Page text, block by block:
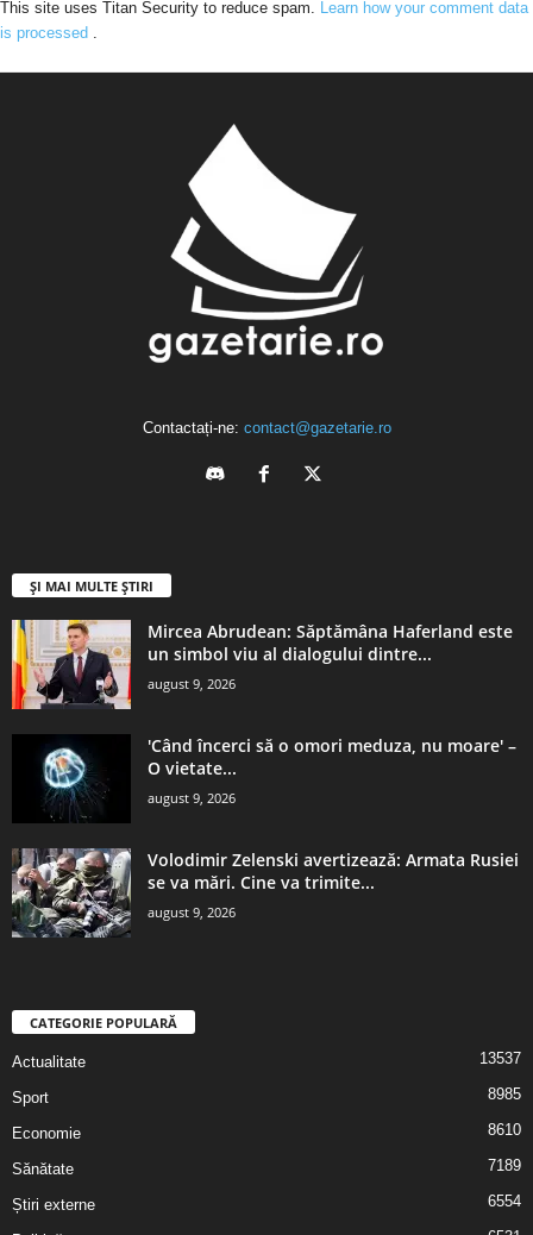
This site uses Titan Security to reduce spam. Learn how your comment data
is processed .
Contactați-ne: contact@gazetarie.ro
ȘI MAI MULTE ȘTIRI
Mircea Abrudean: Săptămâna Haferland este
un simbol viu al dialogului dintre...
august 9, 2026
'Când încerci să o omori meduza, nu moare' –
O vietate...
august 9, 2026
Volodimir Zelenski avertizează: Armata Rusiei
se va mări. Cine va trimite...
august 9, 2026
CATEGORIE POPULARĂ
Actualitate 13537
Sport 8985
Economie 8610
Sănătate 7189
Știri externe 6554